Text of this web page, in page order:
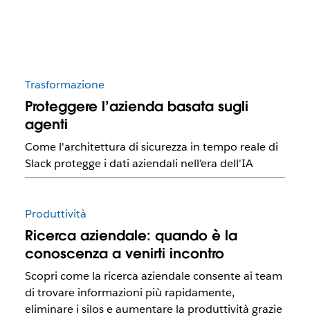
Trasformazione
Proteggere l’azienda basata sugli
agenti
Come l'architettura di sicurezza in tempo reale di
Slack protegge i dati aziendali nell'era dell'IA
Produttività
Ricerca aziendale: quando è la
conoscenza a venirti incontro
Scopri come la ricerca aziendale consente ai team
di trovare informazioni più rapidamente,
eliminare i silos e aumentare la produttività grazie